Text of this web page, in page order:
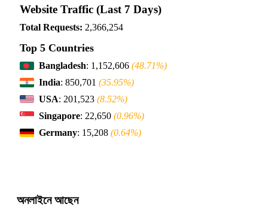
Website Traffic (Last 7 Days)
Total Requests: 2,366,254
Top 5 Countries
Bangladesh: 1,152,606 (48.71%)
India: 850,701 (35.95%)
USA: 201,523 (8.52%)
Singapore: 22,650 (0.96%)
Germany: 15,208 (0.64%)
অনলাইনে আছেন